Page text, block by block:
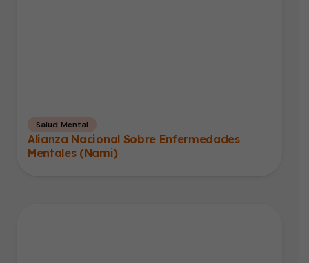
Salud Mental
Alianza Nacional Sobre Enfermedades
Mentales (Nami)